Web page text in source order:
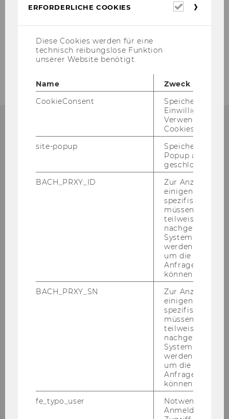
Nähere Informationen zu
den Bachelorprogrammen
der WU Wien
https://www.wu.ac.at/stu­di­um/ba­
https://www.wu.ac.at/stu­di­um/ba­
https://www.wu.ac.at/en/pro­
grams/bachelors-​programs/business-​and-
https://www.wu.ac.at/stu­di­um/ba­
che­lor/wirt­schafts­recht/ue­ber­blick/
Bro­schü­ren:
https://www.wu.ac.at/stu­di­
um/ba­che­lor/down­loads/
ERFORDERLICHE COOKIES
Diese Cookies werden für eine
technisch reibungslose Funktion
unserer Website benötigt.
Name
Zweck
CookieConsent
Speichert Ihre
Einwilligung zur
Verwendung von
Cookies.
site-popup
Speichert ob ein
Popup
geschlossen
BACH_PRXY_ID
Zur Anzeige von
einigen WU-
spezifischen
müssen
teilweise von
nachgelagerten
System
werden.
um die Antwort
Anfrage
können.
BACH_PRXY_SN
Zur Anzeige von
einigen WU-
spezifischen
müssen
teilweise von
nachgelagerten
System
werden.
um die Antwort
Anfrage
können.
fe_typo_user
Notwendig für
Anmeldung und